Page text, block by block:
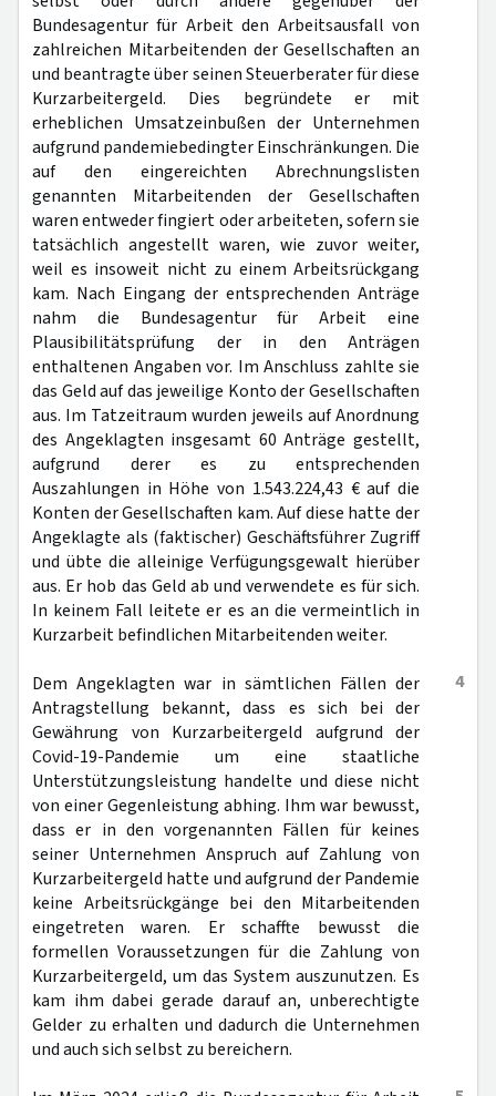
Bundesagentur für Arbeit den Arbeitsausfall von
zahlreichen Mitarbeitenden der Gesellschaften an
und beantragte über seinen Steuerberater für diese
Kurzarbeitergeld. Dies begründete er mit
erheblichen Umsatzeinbußen der Unternehmen
aufgrund pandemiebedingter Einschränkungen. Die
auf den eingereichten Abrechnungslisten
genannten Mitarbeitenden der Gesellschaften
waren entweder fingiert oder arbeiteten, sofern sie
tatsächlich angestellt waren, wie zuvor weiter,
weil es insoweit nicht zu einem Arbeitsrückgang
kam. Nach Eingang der entsprechenden Anträge
nahm die Bundesagentur für Arbeit eine
Plausibilitätsprüfung der in den Anträgen
enthaltenen Angaben vor. Im Anschluss zahlte sie
das Geld auf das jeweilige Konto der Gesellschaften
aus. Im Tatzeitraum wurden jeweils auf Anordnung
des Angeklagten insgesamt 60 Anträge gestellt,
aufgrund derer es zu entsprechenden
Auszahlungen in Höhe von 1.543.224,43 € auf die
Konten der Gesellschaften kam. Auf diese hatte der
Angeklagte als (faktischer) Geschäftsführer Zugriff
und übte die alleinige Verfügungsgewalt hierüber
aus. Er hob das Geld ab und verwendete es für sich.
In keinem Fall leitete er es an die vermeintlich in
Kurzarbeit befindlichen Mitarbeitenden weiter.
4
Dem Angeklagten war in sämtlichen Fällen der
Antragstellung bekannt, dass es sich bei der
Gewährung von Kurzarbeitergeld aufgrund der
Covid-19-Pandemie um eine staatliche
Unterstützungsleistung handelte und diese nicht
von einer Gegenleistung abhing. Ihm war bewusst,
dass er in den vorgenannten Fällen für keines
seiner Unternehmen Anspruch auf Zahlung von
Kurzarbeitergeld hatte und aufgrund der Pandemie
keine Arbeitsrückgänge bei den Mitarbeitenden
eingetreten waren. Er schaffte bewusst die
formellen Voraussetzungen für die Zahlung von
Kurzarbeitergeld, um das System auszunutzen. Es
kam ihm dabei gerade darauf an, unberechtigte
Gelder zu erhalten und dadurch die Unternehmen
und auch sich selbst zu bereichern.